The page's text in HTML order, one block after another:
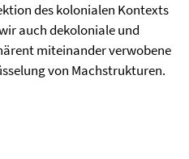
des kolonialen Kontexts
auch dekoloniale und
miteinander verwobene
von Machstrukturen.